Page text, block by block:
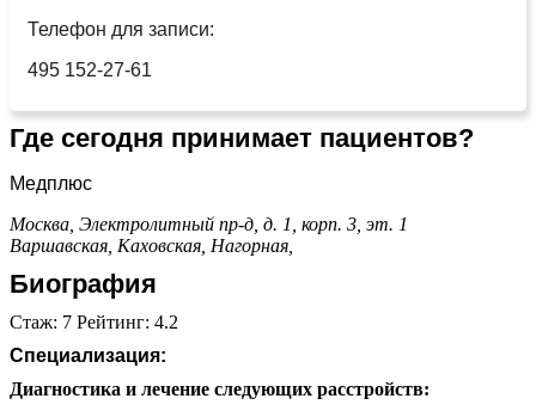
Телефон для записи:
495 152-27-61
Где сегодня принимает пациентов?
Медплюс
Москва, Электролитный пр-д, д. 1, корп. 3, эт. 1
Варшавская, Каховская, Нагорная,
Биография
Стаж: 7 Рейтинг: 4.2
Специализация:
Диагностика и лечение следующих расстройств: